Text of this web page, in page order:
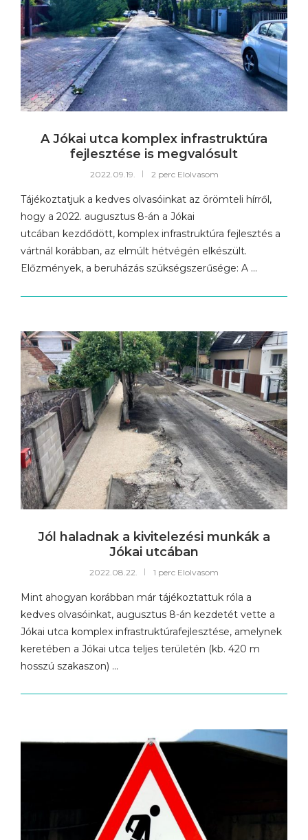
A Jókai utca komplex infrastruktúra
fejlesztése is megvalósult
2022.09.19. 2 perc Elolvasom
Tájékoztatjuk a kedves olvasóinkat az örömteli hírről,
hogy a 2022. augusztus 8-án a Jókai
utcában kezdődött, komplex infrastruktúra fejlesztés a
vártnál korábban, az elmúlt hétvégén elkészült.
Előzmények, a beruházás szükségszerűsége: A …
Jól haladnak a kivitelezési munkák a
Jókai utcában
2022.08.22. 1 perc Elolvasom
Mint ahogyan korábban már tájékoztattuk róla a
kedves olvasóinkat, augusztus 8-án kezdetét vette a
Jókai utca komplex infrastruktúrafejlesztése, amelynek
keretében a Jókai utca teljes területén (kb. 420 m
hosszú szakaszon) …